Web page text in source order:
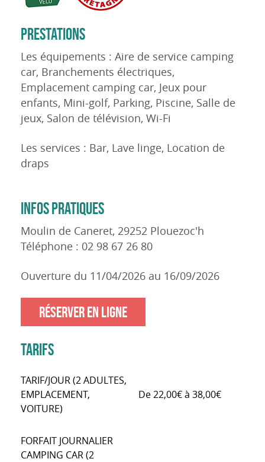
PRESTATIONS
Les équipements : Aire de service camping
car, Branchements électriques,
Emplacement camping car, Jeux pour
enfants, Mini-golf, Parking, Piscine, Salle de
jeux, Salon de télévision, Wi-Fi
Les services : Bar, Lave linge, Location de
draps
INFOS PRATIQUES
Moulin de Caneret, 29252 Plouezoc'h
Téléphone : 02 98 67 26 80
Ouverture du 11/04/2026 au 16/09/2026
RÉSERVER EN LIGNE
TARIFS
TARIF/JOUR (2 ADULTES,
EMPLACEMENT,
VOITURE)
De 22,00€ à 38,00€
FORFAIT JOURNALIER
CAMPING CAR (2